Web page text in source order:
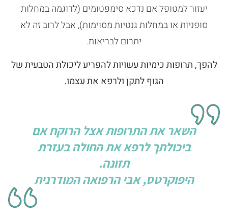
יעזור למטופל אם נדכא סימפטומים (לדוגמה במחלות
סופניות או במחלות גנטיות מסוימות), אבל לרוב זה לא
יתרום לבריאות.
להפך, תרופות כימיות עשויות להפריע ליכולת הטבעית של
הגוף לתקן ולרפא את עצמו.
השאר את התרופות אצל הרוקח אם
ביכולתך לרפא את החולה בעזרת
תזונה.
היפוקרטס, אבי הרפואה המודרנית